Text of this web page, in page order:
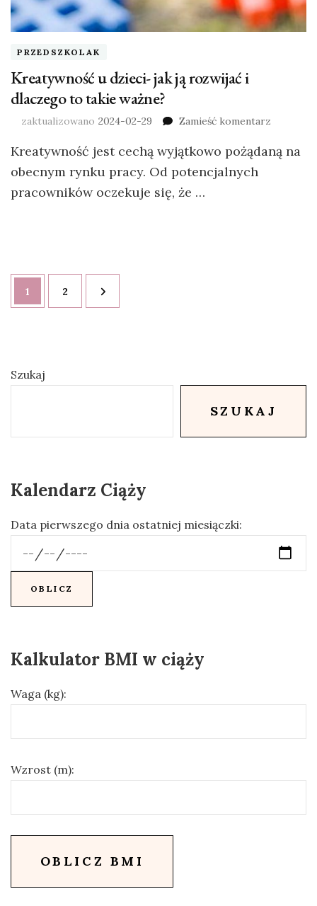
PRZEDSZKOLAK
Kreatywność u dzieci- jak ją rozwijać i
dlaczego to takie ważne?
zaktualizowano 2024-02-29 Zamieść komentarz
Kreatywność jest cechą wyjątkowo pożądaną na
obecnym rynku pracy. Od potencjalnych
pracowników oczekuje się, że …
1 2
Szukaj
SZUKAJ
Kalendarz Ciąży
Data pierwszego dnia ostatniej miesiączki:
Kalkulator BMI w ciąży
Waga (kg):
Wzrost (m):
OBLICZ BMI